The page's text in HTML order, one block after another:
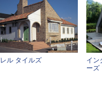
ル タイルズ
イン
ーズ